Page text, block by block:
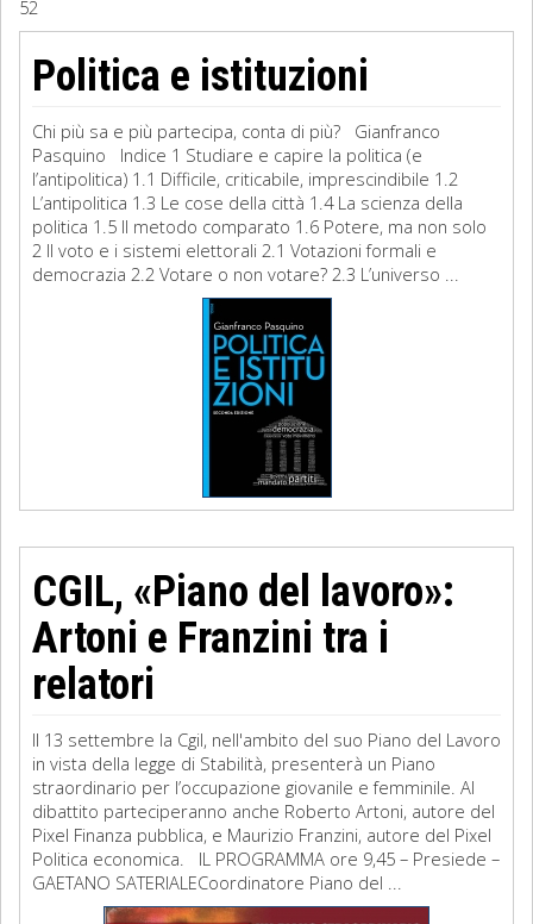
Filosofia
Storia
Matematica
Diritto
52
Politica e istituzioni
Chi più sa e più partecipa, conta di più? Gianfranco
Pasquino Indice 1 Studiare e capire la politica (e
l’antipolitica) 1.1 Difficile, criticabile, imprescindibile 1.2
L’antipolitica 1.3 Le cose della città 1.4 La scienza della
politica 1.5 Il metodo comparato 1.6 Potere, ma non solo
2 Il voto e i sistemi elettorali 2.1 Votazioni formali e
democrazia 2.2 Votare o non votare? 2.3 L’universo ...
CGIL, «Piano del lavoro»:
Artoni e Franzini tra i
relatori
Il 13 settembre la Cgil, nell'ambito del suo Piano del Lavoro
in vista della legge di Stabilità, presenterà un Piano
straordinario per l’occupazione giovanile e femminile. Al
dibattito parteciperanno anche Roberto Artoni, autore del
Pixel Finanza pubblica, e Maurizio Franzini, autore del Pixel
Politica economica. IL PROGRAMMA ore 9,45 – Presiede –
GAETANO SATERIALECoordinatore Piano del ...